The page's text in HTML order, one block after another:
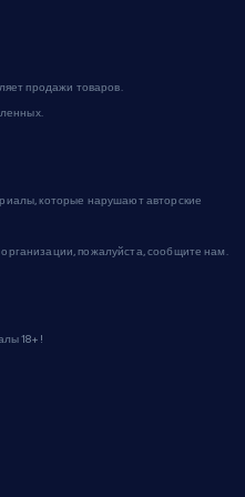
продажи товаров.
которые нарушают авторские
пожалуйста, сообщите нам.
18+!